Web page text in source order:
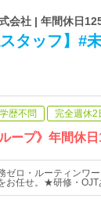
会社 | 年間休日
スタッフ】#
学歴不問 完全週休2
ープ》年間休
ゼロ・ルーティンワ
お任せ。★研修・OJT